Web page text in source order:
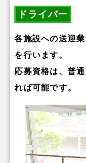
ドライバー
各施設への送迎
を行います。
応募資格は、普
れば可能です。